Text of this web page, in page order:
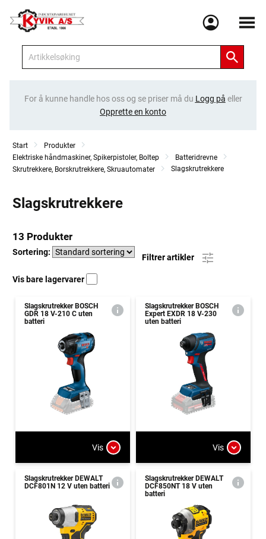
Meny
For å kunne handle hos oss og se priser må du Logg på eller
Opprette en konto
Start
Produkter
Elektriske håndmaskiner, Spikerpistoler, Boltep
Batteridrevne
Skrutrekkere, Borskrutrekkere, Skruautomater
Slagskrutrekkere
Slagskrutrekkere
13 Produkter
Sortering:
Filtrer artikler
Vis bare lagervarer
Slagskrutrekker BOSCH
GDR 18 V-210 C uten
batteri
Vis
Slagskrutrekker BOSCH
Expert EXDR 18 V-230
uten batteri
Vis
Slagskrutrekker DEWALT
DCF801N 12 V uten batteri
Slagskrutrekker DEWALT
DCF850NT 18 V uten
batteri